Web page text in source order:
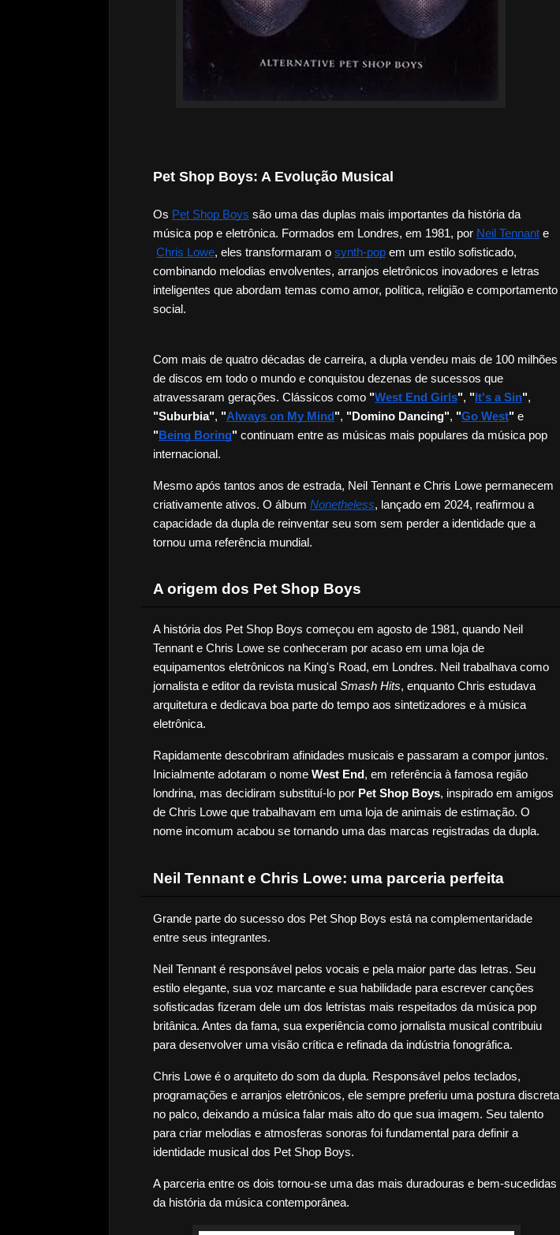
Pet Shop Boys: A Evolução Musical
Os Pet Shop Boys são uma das duplas mais importantes da história da
música pop e eletrônica. Formados em Londres, em 1981, por Neil Tennant e
Chris Lowe, eles transformaram o synth-pop em um estilo sofisticado,
combinando melodias envolventes, arranjos eletrônicos inovadores e letras
inteligentes que abordam temas como amor, política, religião e comportamento
social.
Com mais de quatro décadas de carreira, a dupla vendeu mais de 100 milhões
de discos em todo o mundo e conquistou dezenas de sucessos que
atravessaram gerações. Clássicos como "West End Girls", " It's a Sin"
"Suburbia", "Always on My Mind ", "Domino Dancing", "Go West"
" Being Boring" continuam entre as músicas mais populares da música pop
internacional.
Mesmo após tantos anos de estrada, Neil Tennant e Chris Lowe permanecem
criativamente ativos. O álbum Nonetheless, lançado em 2024, reafirmou a
capacidade da dupla de reinventar seu som sem perder a identidade que a
tornou uma referência mundial.
A origem dos Pet Shop Boys
A história dos Pet Shop Boys começou em agosto de 1981, quando Neil
Tennant e Chris Lowe se conheceram por acaso em uma loja de
equipamentos eletrônicos na King's Road, em Londres. Neil trabalhava como
jornalista e editor da revista musical Smash Hits, enquanto Chris estudava
arquitetura e dedicava boa parte do tempo aos sintetizadores e à música
eletrônica.
Rapidamente descobriram afinidades musicais e passaram a compor juntos.
Inicialmente adotaram o nome West End , em referência à famosa região
londrina, mas decidiram substituí-lo por Pet Shop Boys, inspirado em amigos
de Chris Lowe que trabalhavam em uma loja de animais de estimação. O
nome incomum acabou se tornando uma das marcas registradas da dupla.
Neil Tennant e Chris Lowe: uma parceria perfeita
Grande parte do sucesso dos Pet Shop Boys está na complementaridade
entre seus integrantes.
Neil Tennant é responsável pelos vocais e pela maior parte das letras. Seu
estilo elegante, sua voz marcante e sua habilidade para escrever canções
sofisticadas fizeram dele um dos letristas mais respeitados da música pop
britânica. Antes da fama, sua experiência como jornalista musical contribuiu
para desenvolver uma visão crítica e refinada da indústria fonográfica.
Chris Lowe é o arquiteto do som da dupla. Responsável pelos teclados,
programações e arranjos eletrônicos, ele sempre preferiu uma postura discreta
no palco, deixando a música falar mais alto do que sua imagem. Seu talento
para criar melodias e atmosferas sonoras foi fundamental para definir a
identidade musical dos Pet Shop Boys.
A parceria entre os dois tornou-se uma das mais duradouras e bem-sucedidas
da história da música contemporânea.